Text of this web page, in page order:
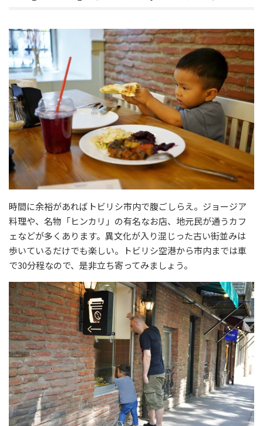
時間に余裕があればトビリシ市内で腹ごしらえ。ジョージア
料理や、名物「ヒンカリ」の有名なお店、地元民が通うカフ
ェなどが多くあります。異文化が入り混じった古い街並みは
歩いているだけでも楽しい。トビリシ空港から市内までは車
で30分程なので、是非立ち寄ってみましょう。